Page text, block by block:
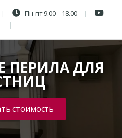
Пн-пт 9.00 – 18.00
ДЛЯ
стоимость